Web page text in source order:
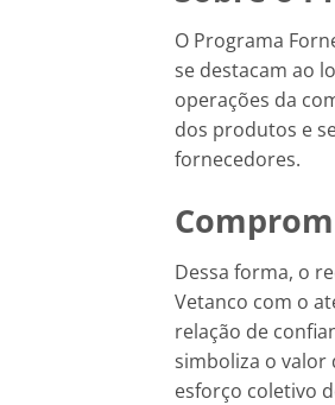
O Programa
se destacam ao
operações da
dos produtos e
fornecedores.
Dessa forma, o
Vetanco com o
relação de
simboliza o valor
esforço coletivo